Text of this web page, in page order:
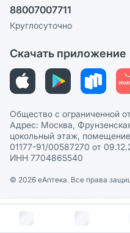
В
Пользовательское
Политика рекомендаций
Этика и соответствие
Политика в отношении
88007007711
Круглосуточно
Скачать приложение
Общество с ограниченной
Адрес: Москва,
цокольный этаж,
01177-91/00587270 от
ИНН 7704865540
© 2026 eАптека. Все права